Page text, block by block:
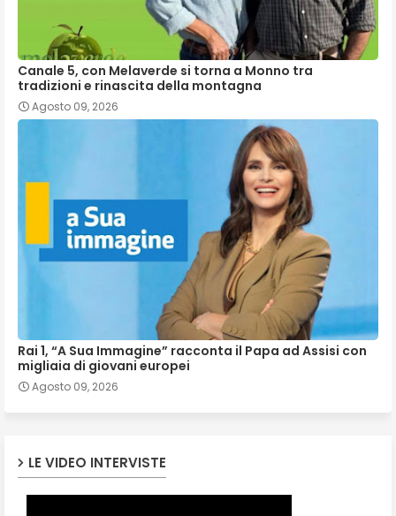
Canale 5, con Melaverde si torna a Monno tra
tradizioni e rinascita della montagna
Agosto 09, 2026
Rai 1, “A Sua Immagine” racconta il Papa ad Assisi con
migliaia di giovani europei
Agosto 09, 2026
LE VIDEO INTERVISTE